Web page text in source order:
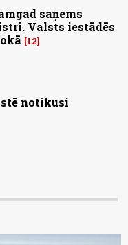
saņems
Valsts iestādēs
12
notikusi